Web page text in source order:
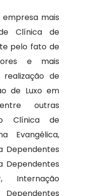
mais
Clínica de
pelo fato de
e mais
de
de Luxo em
outras
Clínica de
Evangélica,
Dependentes
Dependentes
Internação